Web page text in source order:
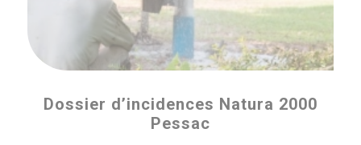
Dossier d’incidences Natura 2000
Pessac